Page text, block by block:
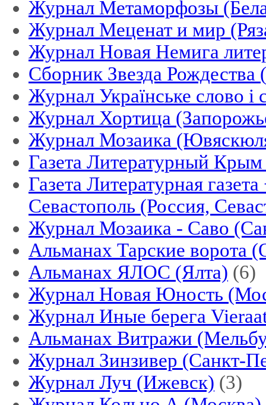
Журнал Метаморфозы
Журнал Меценат и мир
Журнал Новая Немига
Сборник Звезда Рождества
Журнал Українське слово і
Журнал Хортица
Журнал Мозаика
Газета Литературный
Газета Литературная
Севастополь (Россия,
Журнал Мозаика - Саво
Альманах Тарские ворота
Альманах ЯЛОС (Ялта) (6)
Журнал Новая Юность
Журнал Иные берега
Альманах Витражи
Журнал Зинзивер (Санкт-
Журнал Луч (Ижевск) (3)